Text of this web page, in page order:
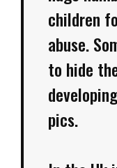
children
abuse.
to hide
pics.